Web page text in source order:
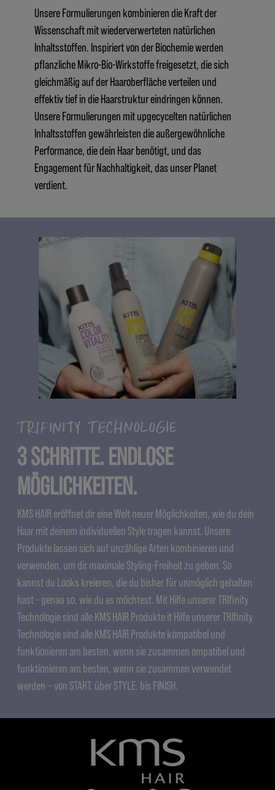
Unsere Formulierungen kombinieren die Kraft der
Wissenschaft mit wiederverwerteten natürlichen
Inhaltsstoffen. Inspiriert von der Biochemie werden
pflanzliche Mikro-Bio-Wirkstoffe freigesetzt, die sich
gleichmäßig auf der Haaroberfläche verteilen und
effektiv tief in die Haarstruktur eindringen können.
Unsere Formulierungen mit upgecycelten natürlichen
Inhaltsstoffen gewährleisten die außergewöhnliche
Performance, die dein Haar benötigt, und das
Engagement für Nachhaltigkeit, das unser Planet
verdient.
TRIFINITY TECHNOLOGIE
3 SCHRITTE. ENDLOSE
MÖGLICHKEITEN.
KMS HAIR eröffnet dir eine Welt neuer Möglichkeiten, wie du dein
Haar mit deinem individuellen Style tragen kannst. Unsere
Produkte lassen sich auf unzählige Arten kombinieren und
verwenden, um dir maximale Styling-Freiheit zu geben. So
kannst du Looks kreieren, die du bisher für unmöglich gehalten
hast – genau so, wie du es möchtest. Mit Hilfe unserer TRIfinity
Technologie sind alle KMS HAIR Produkte it Hilfe unserer TRIfinity
Technologie sind alle KMS HAIR Produkte kompatibel und
funktionieren am besten, wenn sie zusammen ompatibel und
funktionieren am besten, wenn sie zusammen verwendet
werden ‒ von START. über STYLE. bis FINISH.